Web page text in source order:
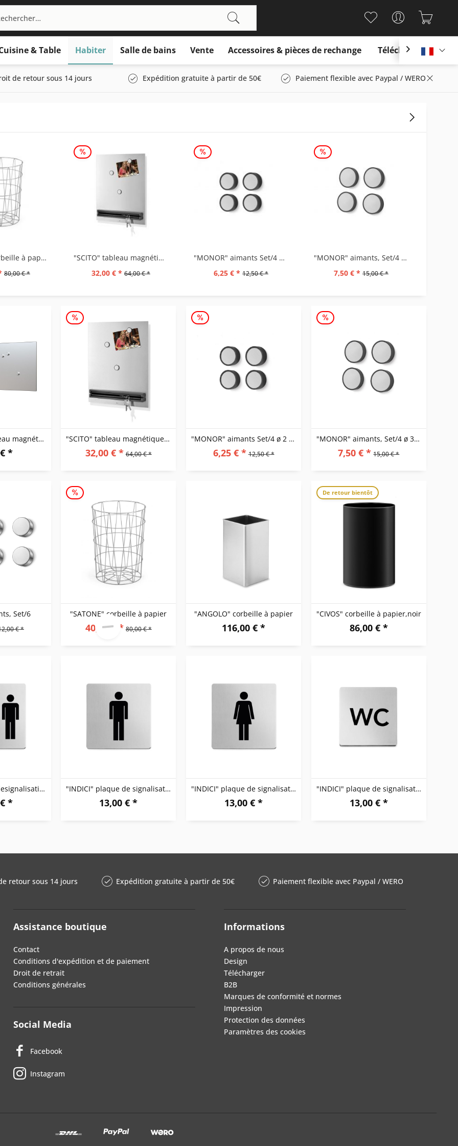
& Table Habiter Salle de bains Vente Accessoires & pièces de rechange Télécharger

de retour sous 14 jours Expédition gratuite à partir de 50€ Paiement flexible avec Paypal / WERO
"SATONE" corbeille à papier
80,00 € *
"SCITO" tableau magnétiqueavec barre porte-clés
32,00 € * 64,00 € *
"MONOR" aimants Set/4 ø 2 cm
6,25 € * 12,50 € *
"MONOR" aimants, Set/4 ø 3 cm
7,50 € * 15,00 € *
"PERCETTO" tableau magnétique
*
"SCITO" tableau magnétiqueavec barre porte-clés
32,00 € * 64,00 € *
"MONOR" aimants Set/4 ø 2 cm
6,25 € * 12,50 € *
"MONOR" aimants, Set/4 ø 3 cm
7,50 € * 15,00 € *
Set/6
€ *
"SATONE" corbeille à papier
40,00 € * 80,00 € *
"ANGOLO" corbeille à papier
116,00 € *
De retour bientôt
"CIVOS" corbeille à papier,noir
86,00 € *
"INDICI" plague designalisation femme/homme
*
"INDICI" plaque de signalisation 'Hommes'
13,00 € *
"INDICI" plaque de signalisation, "femmes"
13,00 € *
"INDICI" plaque de signalisation "WC"
13,00 € *
retour sous 14 jours Expédition gratuite à partir de 50€ Paiement flexible avec Paypal / WERO
Assistance boutique
Contact
Conditions d'expédition et de paiement
Droit de retrait
Conditions générales
Social Media
Facebook
Instagram
Informations
A propos de nous
Design
Télécharger
B2B
Marques de conformité et normes
Impression
Protection des données
Paramètres des cookies